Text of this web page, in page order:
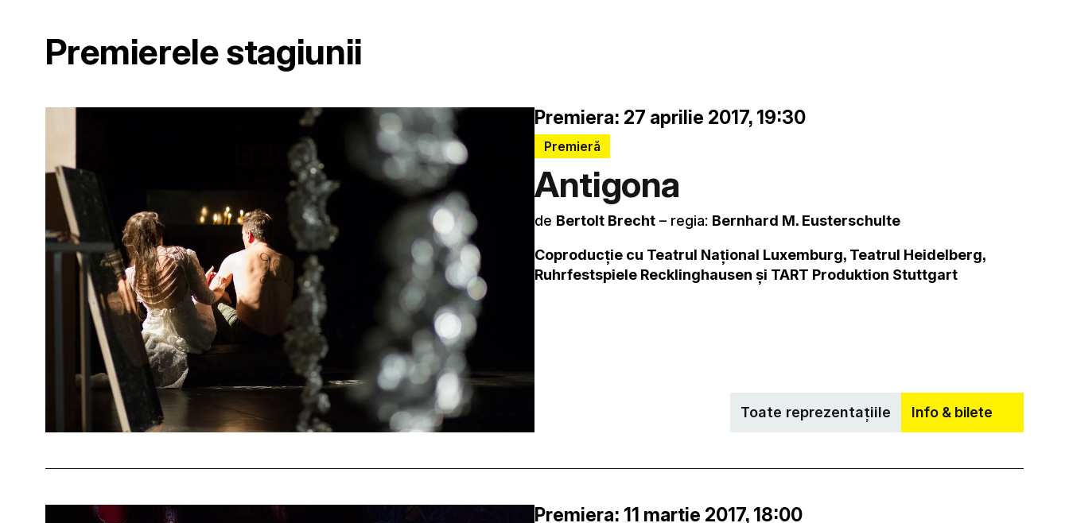
Premierele stagiunii
Premiera: 27 aprilie 2017, 19:30
Premieră
Antigona
de Bertolt Brecht – regia: Bernhard M. Eusterschulte
Coproducție cu Teatrul Național Luxemburg, Teatrul Heidelberg,
Ruhrfestspiele Recklinghausen și TART Produktion Stuttgart
Toate reprezentațiile Info & bilete
Premiera: 11 martie 2017, 18:00